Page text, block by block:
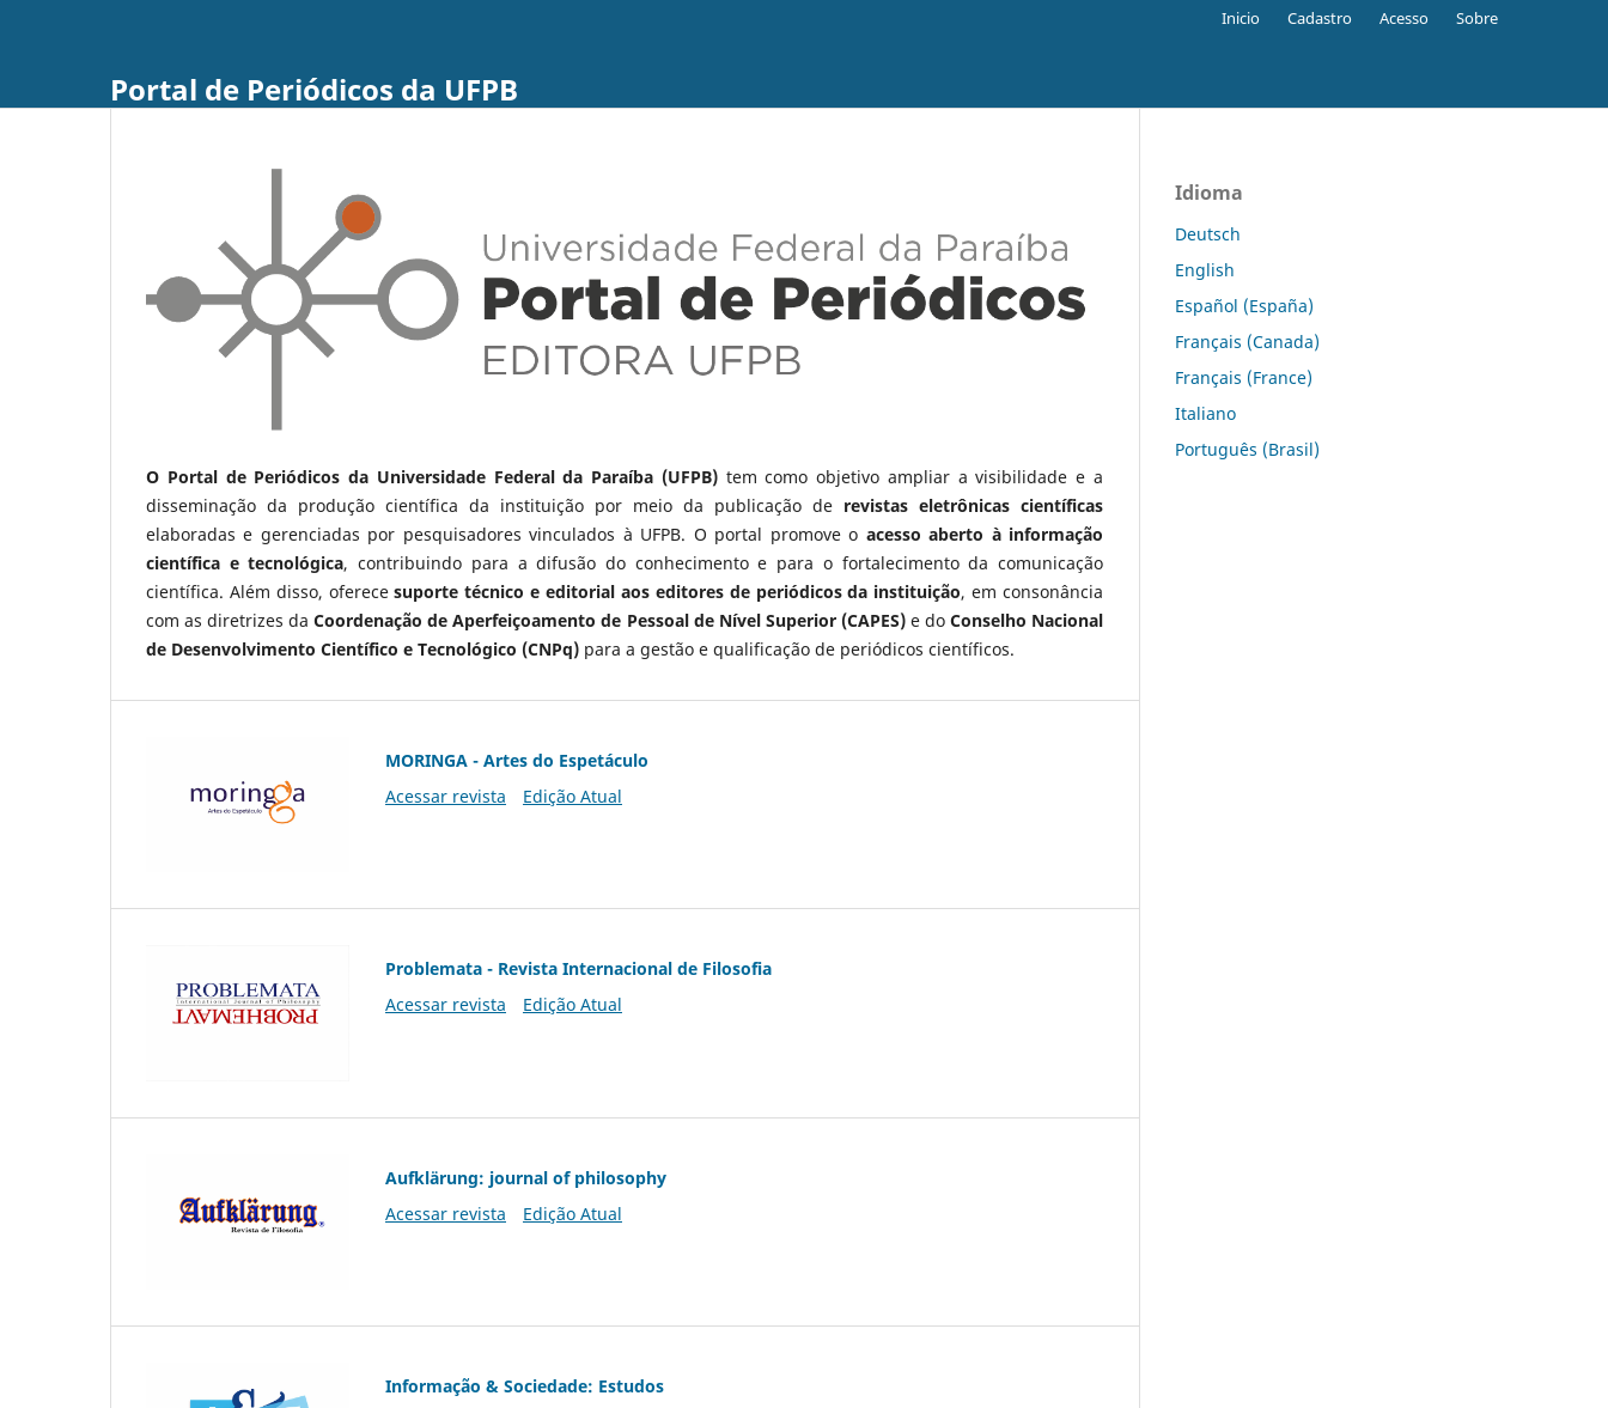
Portal de Periódicos da UFPB
Inicio Cadastro Acesso Sobre
O Portal de Periódicos da Universidade Federal da Paraíba (UFPB)tem como objetivo ampliar a visibilidade e a
disseminação da produção científica da instituição por meio da publicação de revistas eletrônicas científicas
elaboradas e gerenciadas por pesquisadores vinculados à UFPB. O portal promove o acesso aberto à informação
científica e tecnológica, contribuindo para a difusão do conhecimento e para o fortalecimento da comunicação
científica. Além disso, oferecesuporte técnico e editorial aos editores de periódicos da instituição, em consonância
com as diretrizes daCoordenação de Aperfeiçoamento de Pessoal de Nível Superior (CAPES)e do Conselho Nacional
de Desenvolvimento Científico e Tecnológico (CNPq) para a gestão e qualificação de periódicos científicos.
MORINGA - Artes do Espetáculo
Acessar revista
Edição Atual
Problemata - Revista Internacional de Filosofia
Acessar revista
Edição Atual
Aufklärung: journal of philosophy
Acessar revista
Edição Atual
Informação & Sociedade: Estudos
Idioma
Deutsch
English
Español (España)
Français (Canada)
Français (France)
Italiano
Português (Brasil)